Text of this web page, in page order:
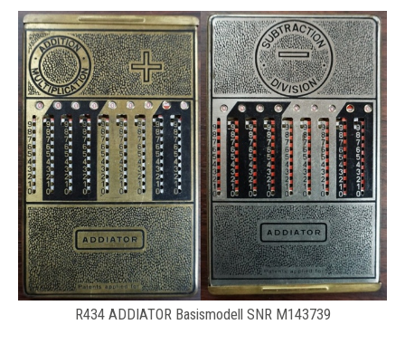
R434 ADDIATOR Basismodell SNR M143739